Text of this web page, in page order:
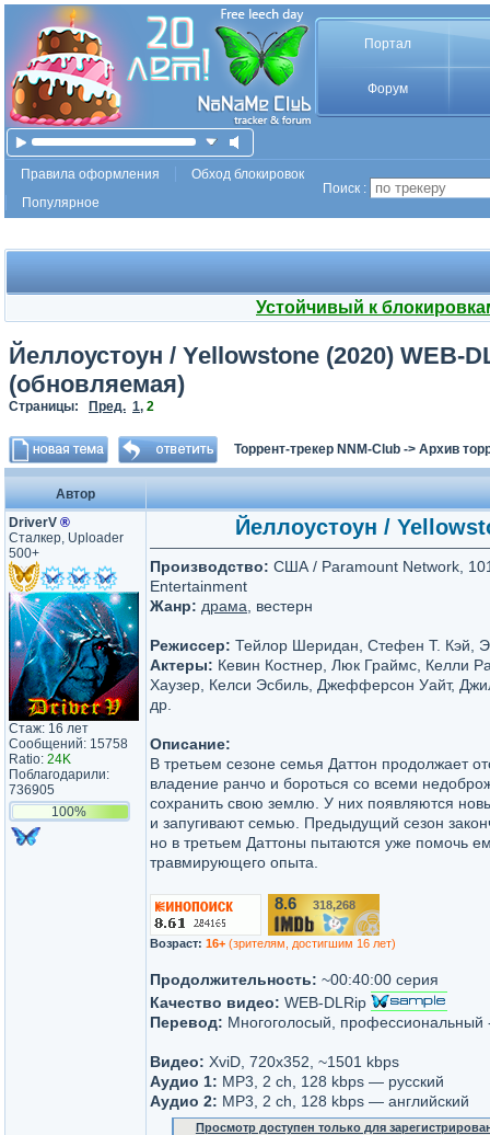
Портал
Форум
Правила оформления
Обход блокировок
Популярное
Поиск :
Устойчивый к
Йеллоустоун / Yellowstone (2020) WEB-
(обновляемая)
Страницы: Пред. 1, 2
Торрент-трекер NNM-Club -> Архив
Автор
DriverV ®
Сталкер, Uploader
500+
Стаж: 16 лет
Сообщений: 15758
Ratio: 24K
Поблагодарили:
736905
100%
Йеллоустоун /
Производство: США / Paramount Network,
Entertainment
Жанр: драма , вестерн
Режиссер: Тейлор Шеридан, Стефен Т. Кэй,
Актеры: Кевин Костнер, Люк Граймс, Келли
Хаузер, Келси Эсбиль, Джефферсон Уайт,
др.
Описание:
В третьем сезоне семья Даттон продолжает
владение ранчо и бороться со всеми
сохранить свою землю. У них появляются
и запугивают семью. Предыдущий сезон
но в третьем Даттоны пытаются уже помочь
травмирующего опыта.
8.6 318,268
Возраст: 16+ (зрителям, достигшим 16 лет)
Продолжительность: ~00:40:00 серия
Качество видео: WEB-DLRip
Перевод: Многоголосый,
Видео: XviD, 720x352, ~1501 kbps
Аудио 1: MP3, 2 ch, 128 kbps — русский
Аудио 2: MP3, 2 ch, 128 kbps — английский
Просмотр доступен только для